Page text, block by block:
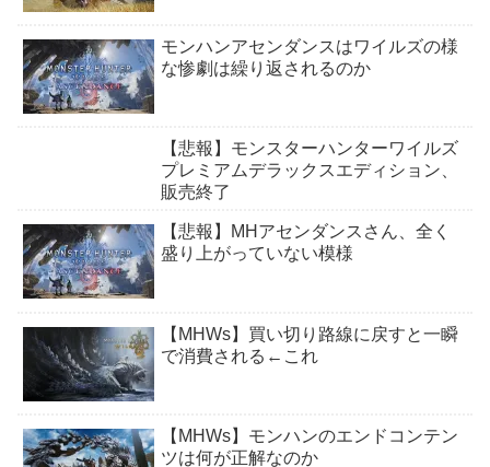
モンハンアセンダンスはワイルズの様
な惨劇は繰り返されるのか
【悲報】モンスターハンターワイルズ
プレミアムデラックスエディション、
販売終了
【悲報】MHアセンダンスさん、全く
盛り上がっていない模様
【MHWs】買い切り路線に戻すと一瞬
で消費される←これ
【MHWs】モンハンのエンドコンテン
ツは何が正解なのか